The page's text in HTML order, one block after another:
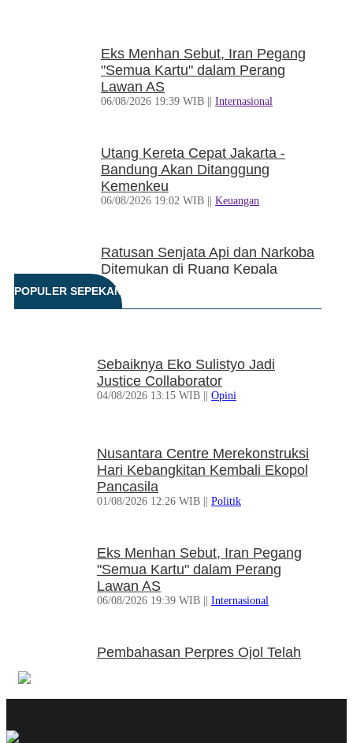
Eks Menhan Sebut, Iran Pegang
"Semua Kartu" dalam Perang
Lawan AS
06/08/2026 19:39 WIB || Internasional
Utang Kereta Cepat Jakarta -
Bandung Akan Ditanggung
Kemenkeu
06/08/2026 19:02 WIB || Keuangan
Ratusan Senjata Api dan Narkoba
Ditemukan di Ruang Kepala
Yayasan Sekolah di Jaksel
06/08/2026 17:40 WIB ||
Online Baru Diterapkan 1
November 2026
06/08/2026 14:23 WIB ||DKI Jakarta
Praperadilan Ketiga Roy Suryo
Ditolak, Gagal Dapat Ganti Rugi Rp
206 Juta
06/08/2026 12:28 WIB ||Hukum
KPK Ungkap Pejabat Kemenhut
Terima Uang 12.500 Dollar
Singapura dari Bupati Kuansing
05/08/2026 20:37 WIB ||Hukum
POPULER SEPEKAN
Sebaiknya Eko Sulistyo Jadi
Justice Collaborator
04/08/2026 13:15 WIB || Opini
Nusantara Centre Merekonstruksi
Hari Kebangkitan Kembali Ekopol
Pancasila
01/08/2026 12:26 WIB || Politik
Eks Menhan Sebut, Iran Pegang
"Semua Kartu" dalam Perang
Lawan AS
06/08/2026 19:39 WIB || Internasional
Pembahasan Perpres Ojol Telah
01/08/2026 14:15 WIB ||Transportasi